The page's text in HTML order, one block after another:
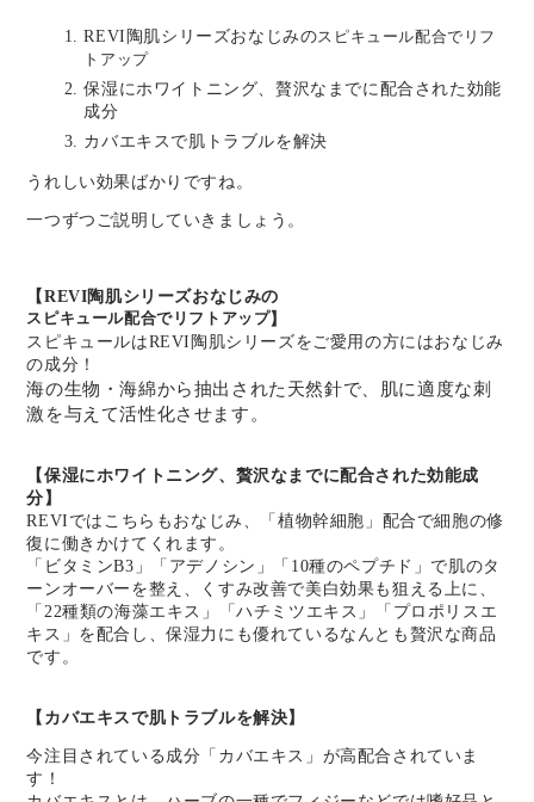
REVI陶肌シリーズおなじみのスピキュール配合でリフ
トアップ
保湿にホワイトニング、贅沢なまでに配合された効能
成分
カバエキスで肌トラブルを解決
うれしい効果ばかりですね。
一つずつご説明していきましょう。
【REVI陶肌シリーズおなじみの
スピキュール配合でリフトアップ】
スピキュールはREVI陶肌シリーズをご愛用の方にはおなじみ
の成分！
海の生物・海綿から抽出された天然針で、肌に適度な刺
激を与えて活性化させます。
【保湿にホワイトニング、贅沢なまでに配合された効能成
分】
REVIではこちらもおなじみ、「植物幹細胞」配合で細胞の修
復に働きかけてくれます。
「ビタミンB3」「アデノシン」「10種のペプチド」で肌のタ
ーンオーバーを整え、くすみ改善で美白効果も狙える上に、
「22種類の海藻エキス」「ハチミツエキス」「プロポリスエ
キス」を配合し、保湿力にも優れているなんとも贅沢な商品
です。
【カバエキスで肌トラブルを解決】
今注目されている成分「カバエキス」が高配合されていま
す！